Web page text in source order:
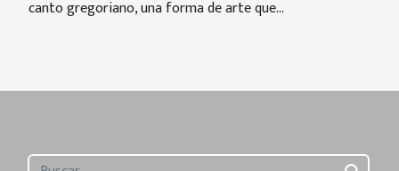
canto gregoriano, una forma de arte que...